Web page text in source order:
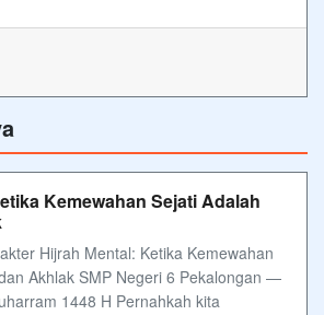
Kemewahan Sejati Adalah
Hijrah Mental: Ketika Kemewahan
Akhlak SMP Negeri 6 Pekalongan —
1448 H Pernahkah kita